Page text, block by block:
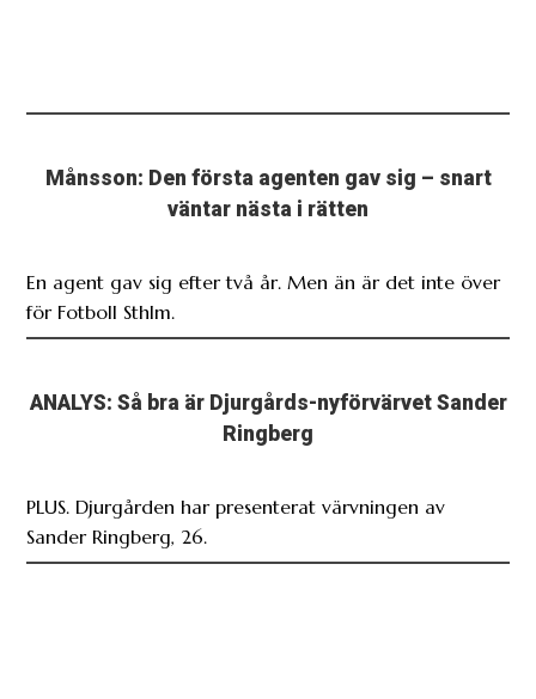
Månsson: Den första agenten gav sig – snart
väntar nästa i rätten
En agent gav sig efter två år. Men än är det inte över
för Fotboll Sthlm.
ANALYS: Så bra är Djurgårds-nyförvärvet Sander
Ringberg
PLUS. Djurgården har presenterat värvningen av
Sander Ringberg, 26.